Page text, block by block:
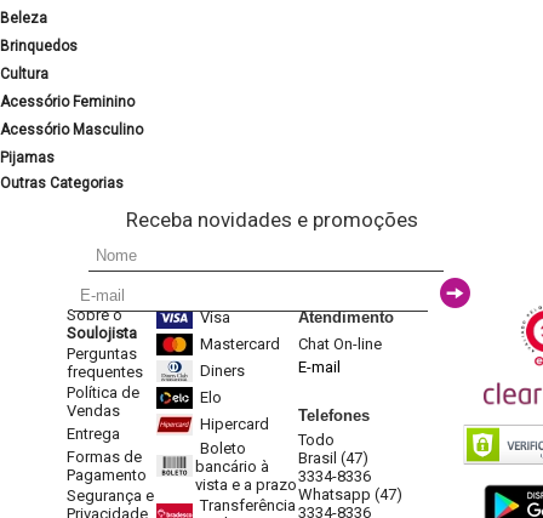
Beleza
Brinquedos
Cultura
Acessório Feminino
Acessório Masculino
Pijamas
Outras Categorias
Receba novidades e promoções
Sobre o
Soulojista
Perguntas
frequentes
Política de
Vendas
Entrega
Formas de
Pagamento
Segurança e
Privacidade
Visa
Mastercard
Diners
Elo
Hipercard
Boleto
bancário à
vista e a prazo
Transferência
Atendimento
Chat On-line
E-mail
Telefones
Todo
Brasil (47)
3334-8336
Whatsapp (47)
3334-8336